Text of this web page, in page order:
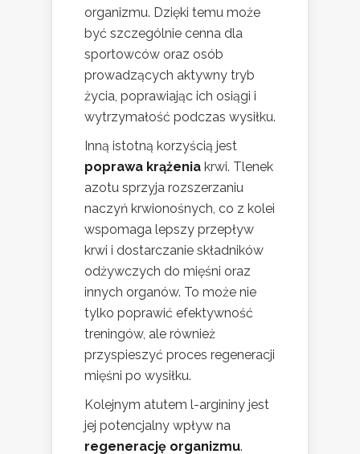
organizmu. Dzięki temu może
być szczególnie cenna dla
sportowców oraz osób
prowadzących aktywny tryb
życia, poprawiając ich osiągi i
wytrzymałość podczas wysiłku.
Inną istotną korzyścią jest
poprawa krążenia krwi. Tlenek
azotu sprzyja rozszerzaniu
naczyń krwionośnych, co z kolei
wspomaga lepszy przepływ
krwi i dostarczanie składników
odżywczych do mięśni oraz
innych organów. To może nie
tylko poprawić efektywność
treningów, ale również
przyspieszyć proces regeneracji
mięśni po wysiłku.
Kolejnym atutem l-argininy jest
jej potencjalny wpływ na
regenerację organizmu.